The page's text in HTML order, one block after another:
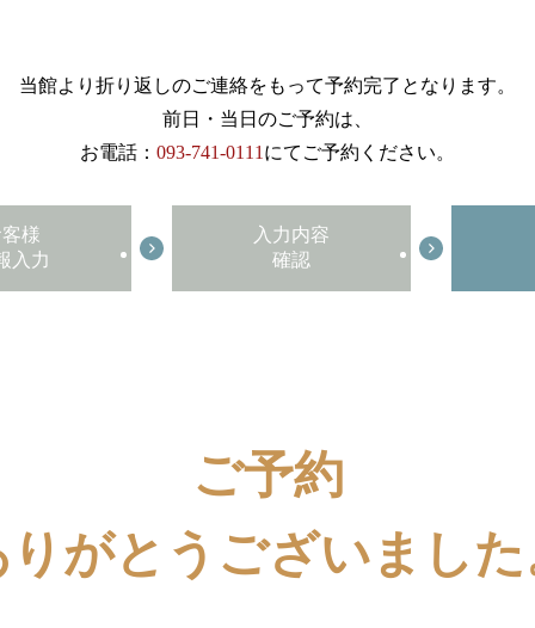
当館より折り返しのご連絡をもって予約完了となります。
前日・当日のご予約は、
お電話： 093-741-0111 にてご予約ください。
様
入力
入力内容
確認
ご予約
がとうございました